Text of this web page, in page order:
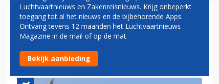
KLM AIRBUS A330'S MET
KERST NAAR LONDEN VOOR
VRACHT
Luchtvaartnieuws en Zakenreisnieuws. Krijg onbeperkt
toegang tot al het nieuws en de bijbehorende Apps.
Ontvang tevens 12 maanden het Luchtvaartnieuws
Magazine in de mail of op de mat.
Bekijk aanbieding